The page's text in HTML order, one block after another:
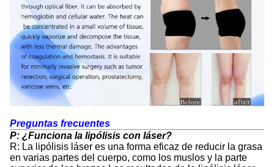
Preguntas frecuentes
P: ¿Funciona la lipólisis con láser?
R: La lipólisis láser es una forma eficaz de reducir la grasa
en varias partes del cuerpo, como los muslos y la parte